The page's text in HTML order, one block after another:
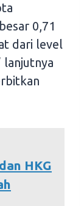
0,71
dari level
lanjutnya
HKG